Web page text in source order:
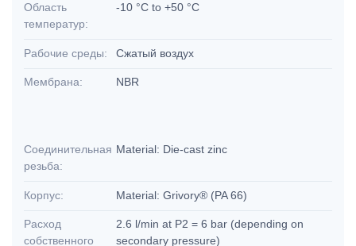
Область
температур:
-10 °C to +50 °C
Рабочие среды: Сжатый воздух
Мембрана: NBR
Соединительная
резьба:
Material: Die-cast zinc
Корпус: Material: Grivory® (PA 66)
Расход
собственного
2.6 l/min at P2 = 6 bar (depending on
secondary pressure)